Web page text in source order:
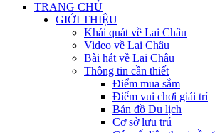
TRANG CHỦ
GIỚI THIỆU
Khái quát về Lai Châu
Video về Lai Châu
Bài hát về Lai Châu
Thông tin cần thiết
Điểm mua sắm
Điểm vui chơi giải trí
Bản đồ Du lịch
Cơ sở lưu trú